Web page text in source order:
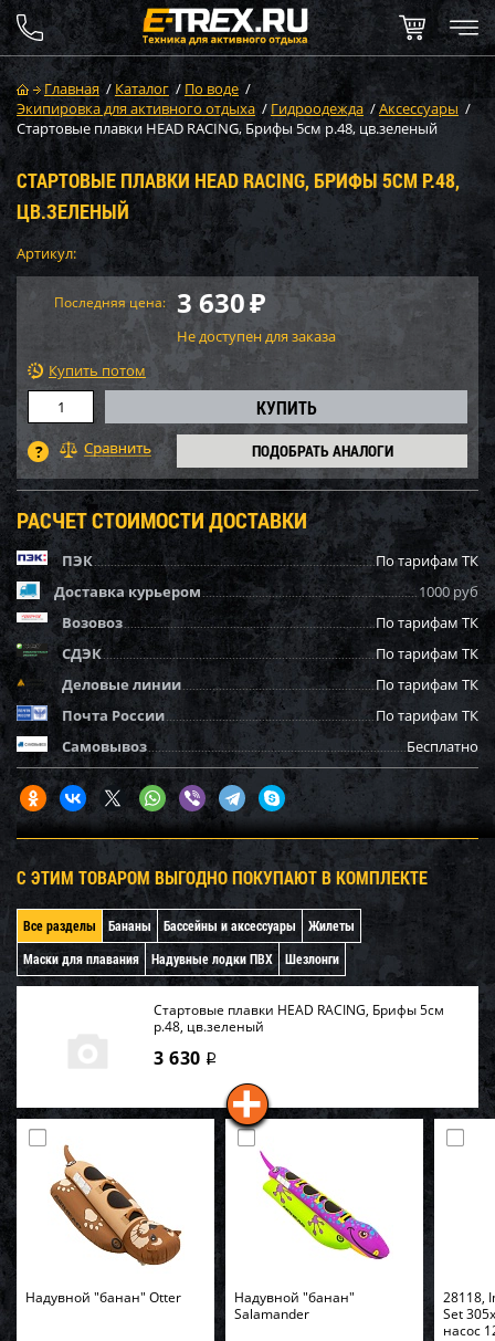
Главная / Каталог / По воде /
Экипировка для активного отдыха / Гидроодежда /Аксессуары /
Стартовые плавки HEAD RACING, Брифы 5см р.48, цв.зеленый
СТАРТОВЫЕ ПЛАВКИ HEAD RACING, БРИФЫ 5СМ Р.48,
ЦВ.ЗЕЛЕНЫЙ
Артикул:
Последняя цена: 3 630₽
Не доступен для заказа
Купить потом
ПОДОБРАТЬ АНАЛОГИ
РАСЧЕТ СТОИМОСТИ ДОСТАВКИ
ПЭК
По тарифам ТК
Доставка курьером
1000 руб
Возовоз
По тарифам ТК
СДЭК
По тарифам ТК
Деловые линии
По тарифам ТК
Почта России
По тарифам ТК
Самовывоз
Бесплатно
С ЭТИМ ТОВАРОМ ВЫГОДНО ПОКУПАЮТ В КОМПЛЕКТЕ
Все разделы Бананы Бассейны и аксессуары
Жилеты
Маски для плавания
Надувные лодки ПВХ Шезлонги
Стартовые плавки HEAD RACING, Брифы 5см
р.48, цв.зеленый
3 630 i
Надувной "банан" Otter
Надувной "банан"
Salamander
28118,
Set
насос